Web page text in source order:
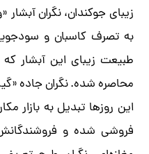
زیبای جوکندان، نگران
به تصرف کاسبان و
طبیعت زیبای این آبشار
محاصره شده. نگران جاده
این روزها تبدیل به بازار
فروشی شده و